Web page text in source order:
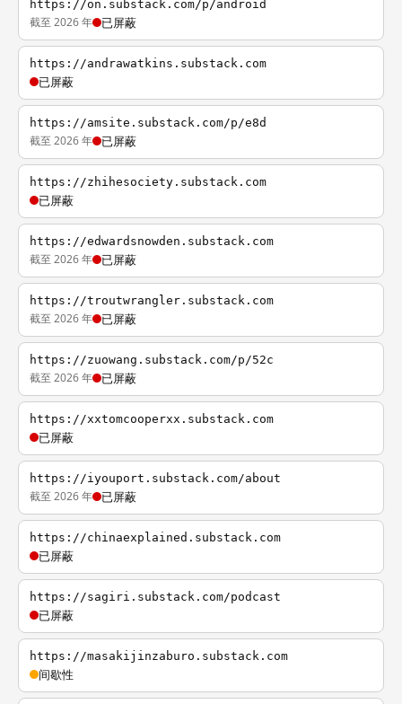
https://on.substack.com/p/android
截至 2026 年 已屏蔽
https://andrawatkins.substack.com
已屏蔽
https://amsite.substack.com/p/e8d
截至 2026 年 已屏蔽
https://zhihesociety.substack.com
已屏蔽
https://edwardsnowden.substack.com
截至 2026 年 已屏蔽
https://troutwrangler.substack.com
截至 2026 年 已屏蔽
https://zuowang.substack.com/p/52c
截至 2026 年 已屏蔽
https://xxtomcooperxx.substack.com
已屏蔽
https://iyouport.substack.com/about
截至 2026 年 已屏蔽
https://chinaexplained.substack.com
已屏蔽
https://sagiri.substack.com/podcast
已屏蔽
https://masakijinzaburo.substack.com
间歇性